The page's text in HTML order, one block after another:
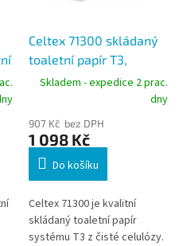
Celtex 71300 skládaný
toaletní papír T3,
2vrstvý bílý, 9000 ks
Skladem - expedice 2 prac.
dny
907 Kč bez DPH
1 098 Kč
Do košíku
Celtex 71300 je kvalitní
skládaný toaletní papír
systému T3 z čisté celulózy.